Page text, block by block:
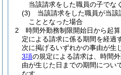
当該請求をした職員の子でな
(3)
当該請求をした職員が当
こととなった場合
2
時間外勤務制限開始日から起
定による請求に係る期間を経過
次に掲げるいずれかの事由が生
3項の規定による請求は、時間
由が生じた日までの期間につい